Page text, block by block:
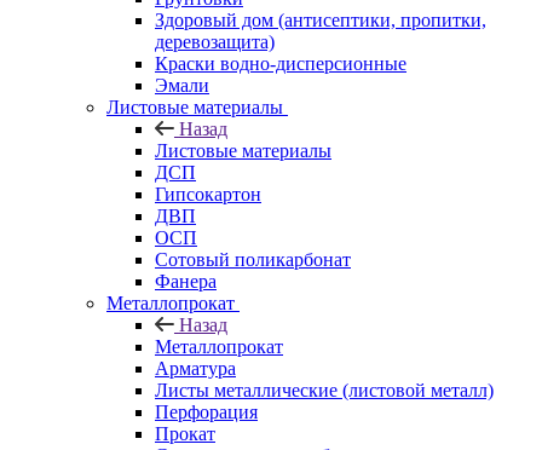
Здоровый дом (антисептики, пропитки,
деревозащита)
Краски водно-дисперсионные
Эмали
Листовые материалы
Назад
Листовые материалы
ДСП
Гипсокартон
ДВП
ОСП
Сотовый поликарбонат
Фанера
Металлопрокат
Назад
Металлопрокат
Арматура
Листы металлические (листовой металл)
Перфорация
Прокат